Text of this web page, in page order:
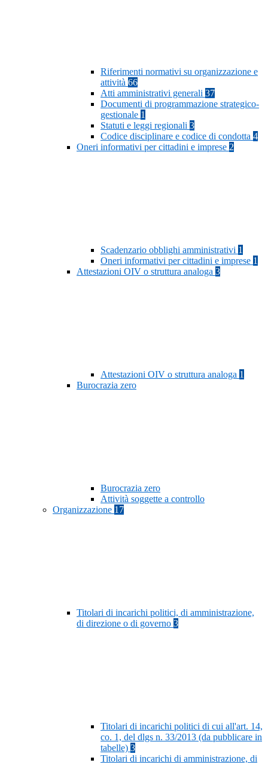
Riferimenti normativi su organizzazione e
attività 66
Atti amministrativi generali 37
Documenti di programmazione strategico-
gestionale 1
Statuti e leggi regionali 3
Codice disciplinare e codice di condotta 4
Oneri informativi per cittadini e imprese 2
Scadenzario obblighi amministrativi 1
Oneri informativi per cittadini e imprese 1
Attestazioni OIV o struttura analoga 3
Attestazioni OIV o struttura analoga 1
Burocrazia zero
Burocrazia zero
Attività soggette a controllo
Organizzazione 17
Titolari di incarichi politici, di amministrazione,
di direzione o di governo 3
Titolari di incarichi politici di cui all'art. 14,
co. 1, del dlgs n. 33/2013 (da pubblicare in
tabelle) 3
Titolari di incarichi di amministrazione, di